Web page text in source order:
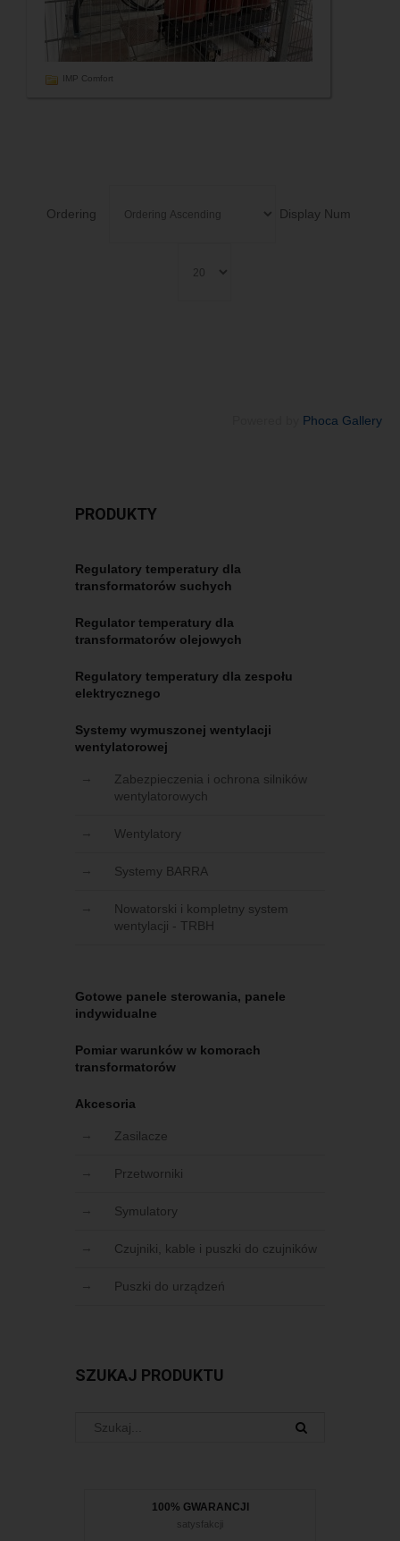
IMP Comfort
Ordering Display Num
Phoca Gallery
PRODUKTY
Regulatory temperatury dla
transformatorów suchych
Regulator temperatury dla
transformatorów olejowych
Regulatory temperatury dla zespołu
elektrycznego
Systemy wymuszonej wentylacji
wentylatorowej
Zabezpieczenia i ochrona silników
wentylatorowych
Wentylatory
Systemy BARRA
Nowatorski i kompletny system
wentylacji - TRBH
Gotowe panele sterowania, panele
indywidualne
Pomiar warunków w komorach
transformatorów
Akcesoria
Zasilacze
Przetworniki
Symulatory
Czujniki, kable i puszki do czujników
Puszki do urządzeń
SZUKAJ PRODUKTU
100% GWARANCJI
satysfakcji